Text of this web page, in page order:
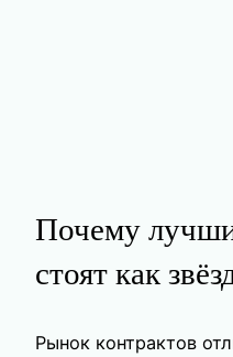
Почему
стоят как
Рынок контрактов